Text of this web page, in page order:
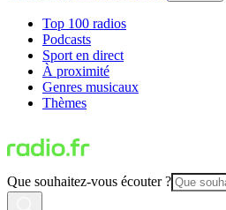
Top 100 radios
Podcasts
Sport en direct
À proximité
Genres musicaux
Thèmes
Que souhaitez-vous écouter ?